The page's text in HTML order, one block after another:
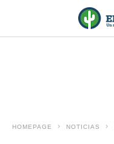
HOMEPAGE NOTICIAS